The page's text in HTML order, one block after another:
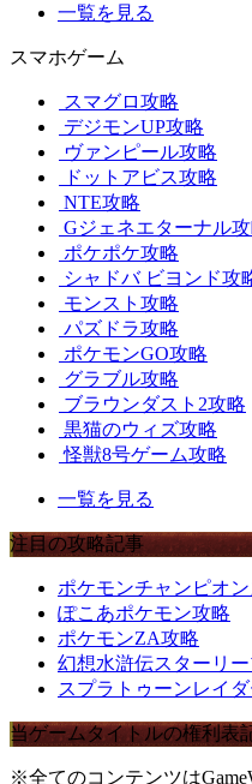
一覧を見る
スマホゲーム
スマグロ攻略
デジモンUP攻略
ヴァンピール攻略
ドットアビス攻略
NTE攻略
Gジェネエターナル
ポケポケ攻略
シャドバ ビヨンド攻
モンスト攻略
パズドラ攻略
ポケモンGO攻略
グラブル攻略
ブラウンダスト2攻略
黒猫のウィズ攻略
怪獣8号ゲーム攻略
一覧を見る
注目の攻略記事
ポケモンチャンピオ
ぽこあポケモン攻略
ポケモンZA攻略
幻想水滸伝スターリ
スプラトゥーンレイ
当ゲームタイトルの権利表
※全てのコンテンツは